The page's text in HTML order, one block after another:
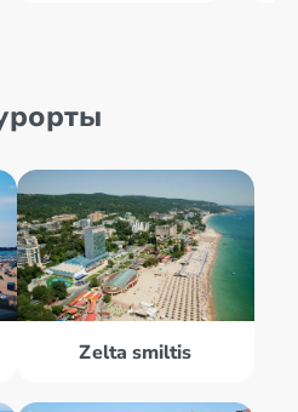
Zelta smiltis